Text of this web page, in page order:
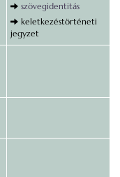
szövegidentitás
keletkezéstörténeti
jegyzet